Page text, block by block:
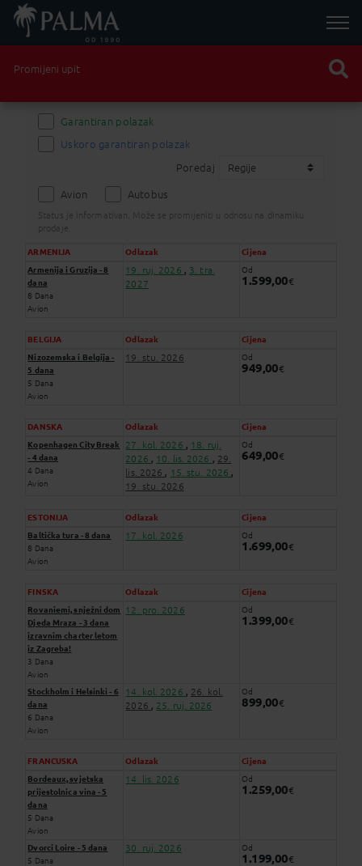
Promijeni upit
Garantiran polazak
Uskoro garantiran polazak
Poredaj
Avion Autobus
Status je informativan. Može se promijeniti u odnosu na dinamiku
prodaje.
ARMENIJA Odlazak
Cijena
Armenija i Gruzija - 8
dana
8 Dana
Avion
19. ruj. 2026 , 3. tra.
2027
Od
1.599,00€
BELGIJA Odlazak
Cijena
Nizozemska i Belgija -
5 dana
5 Dana
Avion
19. stu. 2026 Od
949,00€
DANSKA Odlazak
Cijena
Kopenhagen City Break
- 4 dana
4 Dana
Avion
27. kol. 2026 , 18. ruj.
2026 , 10. lis. 2026 , 29.
lis. 2026 , 15. stu. 2026 ,
19. stu. 2026
Od
649,00€
ESTONIJA Odlazak
Cijena
Baltička tura - 8 dana
8 Dana
Avion
17. kol. 2026 Od
1.699,00€
FINSKA Odlazak
Cijena
Rovaniemi, snježni dom
Djeda Mraza - 3 dana
izravnim charter letom
iz Zagreba!
3 Dana
Avion
12. pro. 2026 Od
1.399,00€
Stockholm i Helsinki - 6
dana
6 Dana
Avion
14. kol. 2026 , 26. kol.
2026 , 25. ruj. 2026
Od
899,00€
FRANCUSKA Odlazak
Cijena
Bordeaux, svjetska
prijestolnica vina - 5
dana
5 Dana
Avion
14. lis. 2026 Od
1.259,00€
Dvorci Loire - 5 dana
5 Dana
30. ruj. 2026 Od
1.199,00€